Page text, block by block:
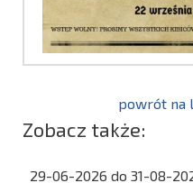
powrót na
Zobacz także:
29-06-2026 do 31-08-